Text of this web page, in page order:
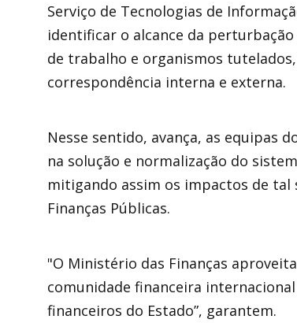
Serviço de Tecnologias de
identificar o alcance da
de trabalho e organismos
correspondência interna e externa.
Nesse sentido, avança, as equipas
na solução e normalização do
mitigando assim os impactos de
Finanças Públicas.
"O Ministério das Finanças
comunidade financeira
financeiros do Estado”, garantem.